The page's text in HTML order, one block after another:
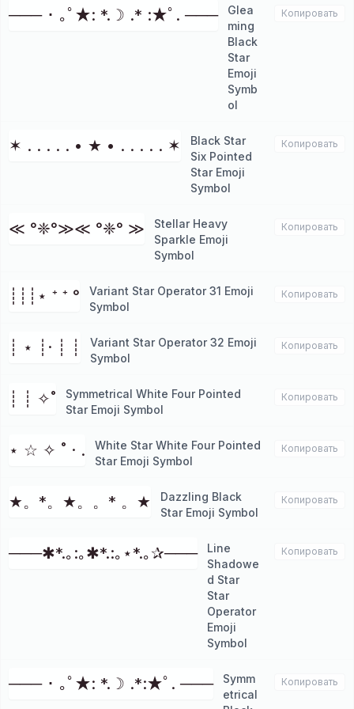
─── ･ ｡ﾟ★: *.☽ .* :★ﾟ. ───
Glea
ming
Black
Star
Emoji
Symb
ol
Копировать
✶ . . . . . • ★ • . . . . . ✶
Black Star
Six Pointed
Star Emoji
Symbol
Копировать
≪ °❈°≫≪ °❈° ≫
Stellar Heavy
Sparkle Emoji
Symbol
Копировать
┊┊┊⋆ ⁺ ⁺ °
Variant Star Operator 31 Emoji
Symbol
Копировать
┊ ⋆ ┊· ┊ ┊
Variant Star Operator 32 Emoji
Symbol
Копировать
┊ ┊ ✧˚
Symmetrical White Four Pointed
Star Emoji Symbol
Копировать
⋆ ☆ ✧ ˚ · .
White Star White Four Pointed
Star Emoji Symbol
Копировать
★。*。★。。* 。★
Dazzling Black
Star Emoji Symbol
Копировать
───✱*.｡:｡✱*.:｡⋆*.｡✰───
Line
Shadowe
d Star
Star
Operator
Emoji
Symbol
Копировать
─── ･ ｡ﾟ★: *.☽ .*:★ﾟ. ───
Symm
etrical
Копировать